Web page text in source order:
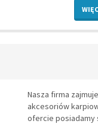
Nasza firma
akcesoriów
ofercie posiadamy